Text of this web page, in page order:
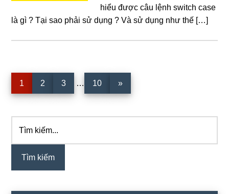
hiểu được câu lệnh switch case
là gì ? Tại sao phải sử dụng ? Và sử dụng như thế […]
Trang
1 Trang
2 Trang
3
Interim
… Trang
10 »
Sidebar
chính
kiếm...